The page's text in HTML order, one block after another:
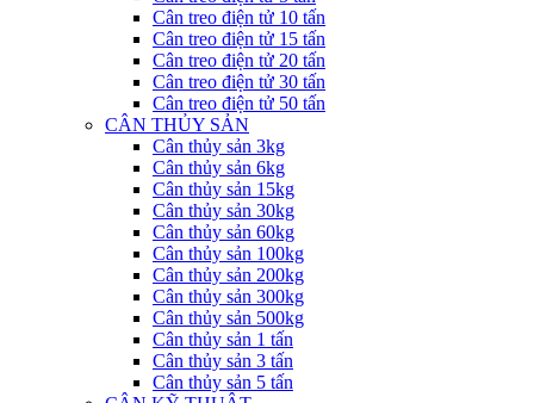
Cân treo điện tử 10 tấn
Cân treo điện tử 15 tấn
Cân treo điện tử 20 tấn
Cân treo điện tử 30 tấn
Cân treo điện tử 50 tấn
CÂN THỦY SẢN
Cân thủy sản 3kg
Cân thủy sản 6kg
Cân thủy sản 15kg
Cân thủy sản 30kg
Cân thủy sản 60kg
Cân thủy sản 100kg
Cân thủy sản 200kg
Cân thủy sản 300kg
Cân thủy sản 500kg
Cân thủy sản 1 tấn
Cân thủy sản 3 tấn
Cân thủy sản 5 tấn